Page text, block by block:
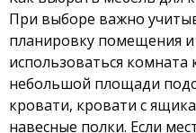
При выборе важно
планировку помещения и
использоваться
небольшой площади
кровати, кровати с
навесные полки. Если